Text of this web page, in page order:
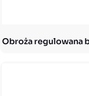
Obroża regulowana